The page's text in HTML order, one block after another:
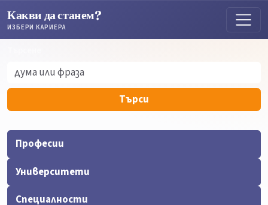
Какви да станем?
ИЗБЕРИ КАРИЕРА
Търси
Професии
Университети
Специалности